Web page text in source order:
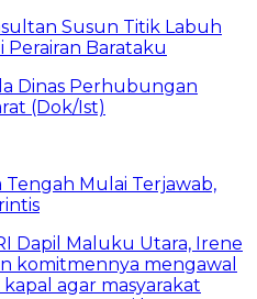
Susun Titik Labuh
Perairan Barataku
Tengah Mulai Terjawab,